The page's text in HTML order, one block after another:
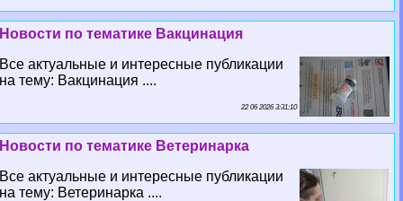
Новости по тематике Вакцинация
Все актуальные и интересные публикации
на тему: Вакцинация ....
22 06 2026 3:31:10
Новости по тематике Ветеринарка
Все актуальные и интересные публикации
на тему: Ветеринарка ....